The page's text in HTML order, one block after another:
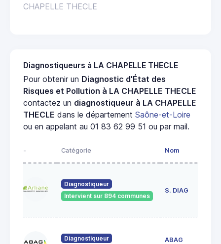
CHAPELLE THECLE
Diagnostiqueurs à LA CHAPELLE THECLE
Pour obtenir un Diagnostic d'État des
Risques et Pollution à LA CHAPELLE THECLE
contactez un diagnostiqueur à LA CHAPELLE
THECLE dans le département Saône-et-Loire
ou en appelant au 01 83 62 99 51 ou par mail.
- Catégorie Nom
Diagnostiqueur
Intervient sur 894 communes
S. DIAG
Diagnostiqueur
ABAG